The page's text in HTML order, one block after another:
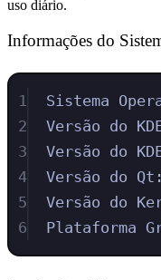
uso diário.
Informações do
1
Sistema
2
Versão do
3
Versão do
4
Versão do
5
Versão do
6
Plataforma